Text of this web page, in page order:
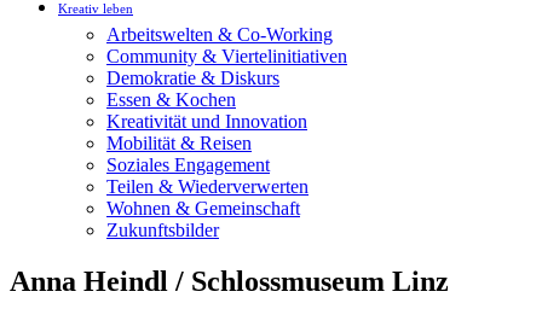
Kreativ leben
Arbeitswelten & Co-Working
Community & Viertelinitiativen
Demokratie & Diskurs
Essen & Kochen
Kreativität und Innovation
Mobilität & Reisen
Soziales Engagement
Teilen & Wiederverwerten
Wohnen & Gemeinschaft
Zukunftsbilder
Anna Heindl / Schlossmuseum Linz